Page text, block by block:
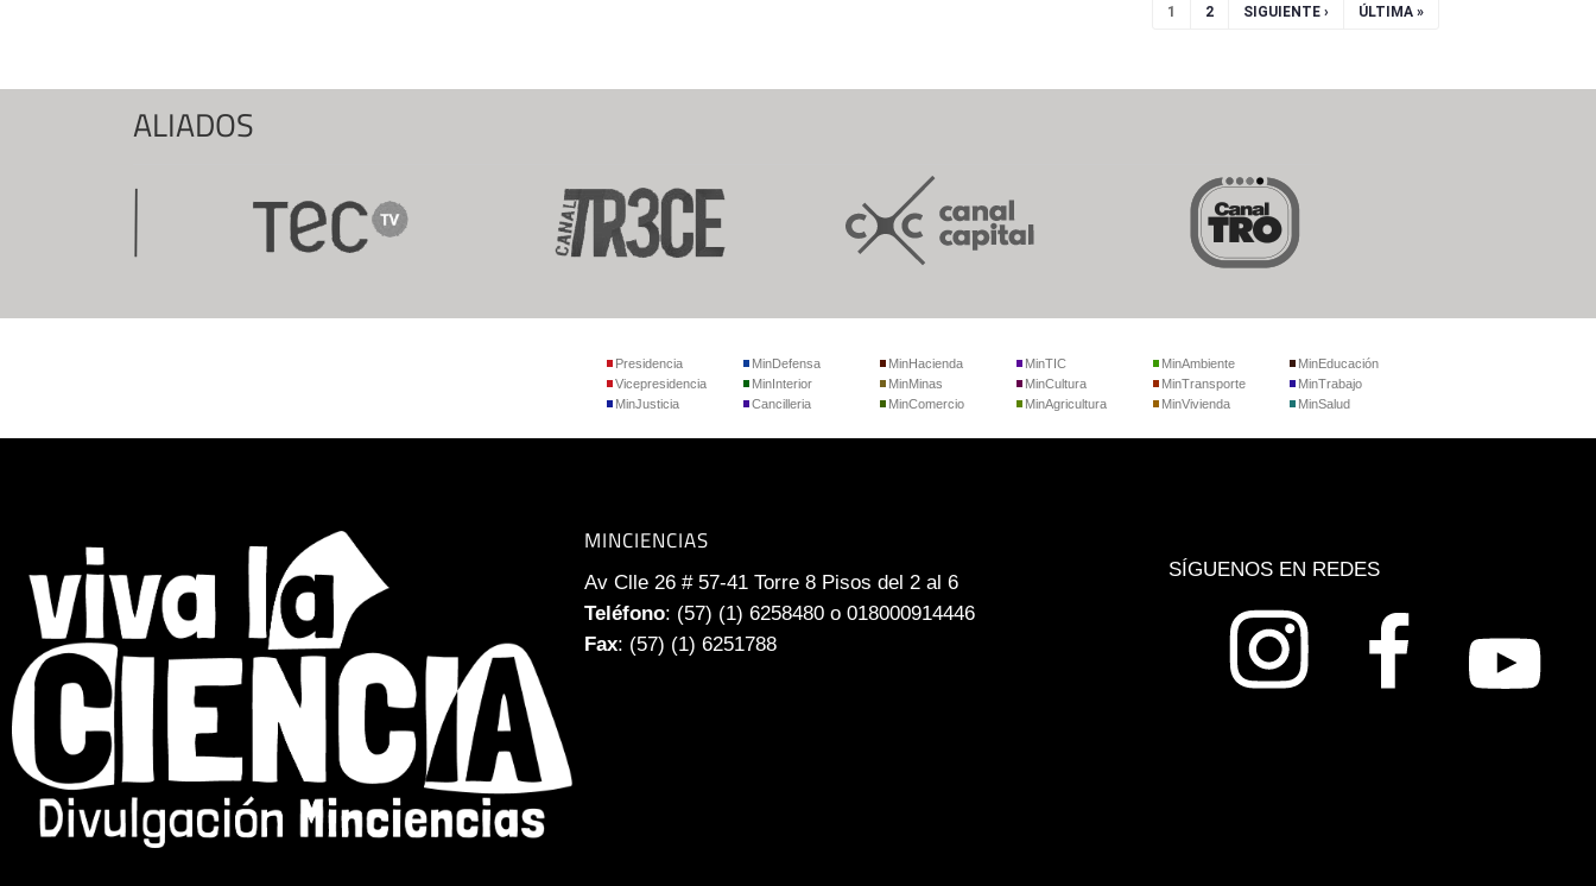
1 2 SIGUIENTE › ÚLTIMA »
ALIADOS
Presidencia
Vicepresidencia
MinJusticia
MinDefensa
MinInterior
Cancilleria
MinHacienda
MinMinas
MinComercio
MinTIC
MinCultura
MinAgricultura
MinAmbiente
MinTransporte
MinVivienda
MinEducación
MinTrabajo
MinSalud
MINCIENCIAS
Av Clle 26 # 57-41 Torre 8 Pisos del 2 al 6
Teléfono: (57) (1) 6258480 o 018000914446
Fax: (57) (1) 6251788
SÍGUENOS EN REDES